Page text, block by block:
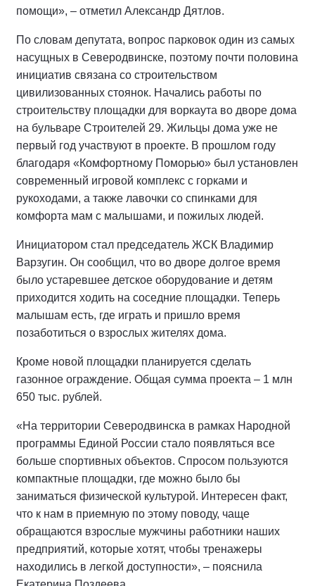
помощи», – отметил Александр Дятлов.
По словам депутата, вопрос парковок один из самых
насущных в Северодвинске, поэтому почти половина
инициатив связана со строительством
цивилизованных стоянок. Начались работы по
строительству площадки для воркаута во дворе дома
на бульваре Строителей 29. Жильцы дома уже не
первый год участвуют в проекте. В прошлом году
благодаря «Комфортному Поморью» был установлен
современный игровой комплекс с горками и
рукоходами, а также лавочки со спинками для
комфорта мам с малышами, и пожилых людей.
Инициатором стал председатель ЖСК Владимир
Варзугин. Он сообщил, что во дворе долгое время
было устаревшее детское оборудование и детям
приходится ходить на соседние площадки. Теперь
малышам есть, где играть и пришло время
позаботиться о взрослых жителях дома.
Кроме новой площадки планируется сделать
газонное ограждение. Общая сумма проекта – 1 млн
650 тыс. рублей.
«На территории Северодвинска в рамках Народной
программы Единой России стало появляться все
больше спортивных объектов. Спросом пользуются
компактные площадки, где можно было бы
заниматься физической культурой. Интересен факт,
что к нам в приемную по этому поводу, чаще
обращаются взрослые мужчины работники наших
предприятий, которые хотят, чтобы тренажеры
находились в легкой доступности», – пояснила